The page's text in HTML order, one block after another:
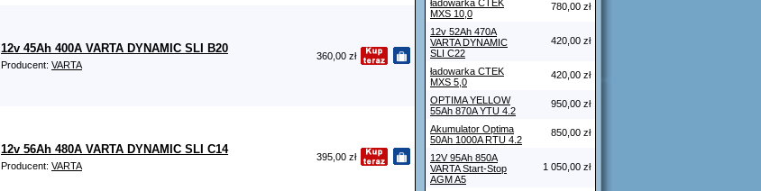
12v 45Ah 400A VARTA DYNAMIC SLI B20
Producent: VARTA
360,00 zł
12v 56Ah 480A VARTA DYNAMIC SLI C14
Producent: VARTA
395,00 zł
ładowarka CTEK
MXS 10,0
780,00 zł
12v 52Ah 470A
VARTA DYNAMIC
SLI C22
420,00 zł
ładowarka CTEK
MXS 5,0
420,00 zł
OPTIMA YELLOW
55Ah 870A YTU 4.2
950,00 zł
Akumulator Optima
50Ah 1000A RTU 4.2
850,00 zł
12V 95Ah 850A
VARTA Start-Stop
AGM A5
1 050,00 zł